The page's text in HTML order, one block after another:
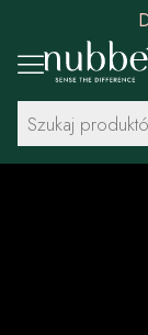
Wyszukiwarka
produktów